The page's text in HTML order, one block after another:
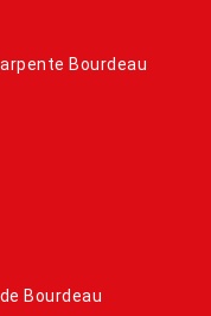
Bourdeau
Bourdeau